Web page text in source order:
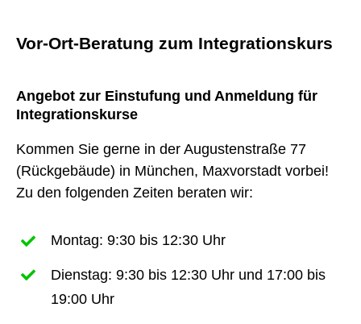
Vor-Ort-Beratung zum Integrationskurs
Angebot zur Einstufung und Anmeldung für
Integrationskurse
Kommen Sie gerne in der Augustenstraße 77
(Rückgebäude) in München, Maxvorstadt vorbei!
Zu den folgenden Zeiten beraten wir:
Montag: 9:30 bis 12:30 Uhr
Dienstag: 9:30 bis 12:30 Uhr und 17:00 bis
19:00 Uhr